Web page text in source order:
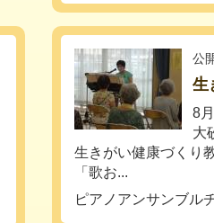
公
生
8
大
生きがい健康づくり
「歌お...
ピアノアンサンブル